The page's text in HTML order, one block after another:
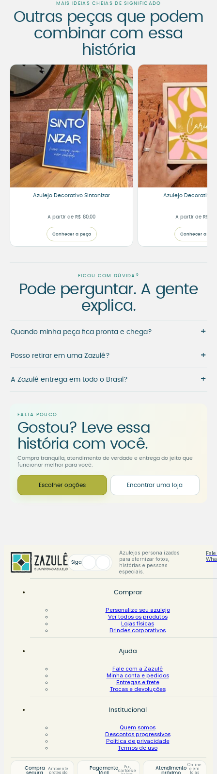
MAIS IDEIAS CHEIAS DE SIGNIFICADO
Outras peças que podem
combinar com essa
história
Azulejo Decorativo Sintonizar
A partir de R$ 80,00
Conhecer a peça
Azulejo Decorativo
A partir de R$
Conhecer a
FICOU COM DÚVIDA?
Pode perguntar. A gente
explica.
Quando minha peça fica pronta e chega? +
Posso retirar em uma Zazulê? +
A Zazulê entrega em todo o Brasil? +
FALTA POUCO
Gostou? Leve essa
história com você.
Compra tranquila, atendimento de verdade e entrega do jeito que
funcionar melhor para você.
Escolher opções Encontrar uma loja
Siga
Azulejos personalizados
para eternizar fotos,
histórias e pessoas
especiais.
Comprar
Personalize seu azulejo
Ver todos os produtos
Lojas físicas
Brindes corporativos
Ajuda
Fale com a Zazulê
Minha conta e pedidos
Entregas e frete
Trocas e devoluções
Institucional
Quem somos
Descontos progressivos
Política de privacidade
Termos de uso
Compra
Ambiente
protegido
Pagamento
Pix,
cartões e
Atendimento
Online
e em
lojas